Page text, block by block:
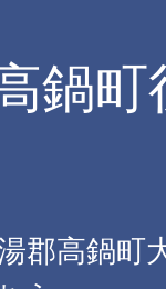
鍋町
郡高鍋町